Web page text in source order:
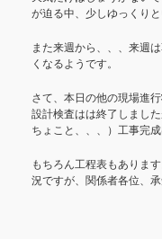
が迫る中、少しゆっくり
また来週から、、、来週
くなるようです。
さて、本日の他の現場進
設計検査はは終了しまし
ちょこと、、、）工事完
もちろん工程表もありま
況ですが、関係者各位、